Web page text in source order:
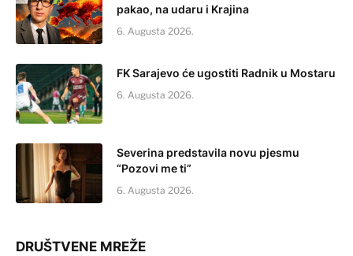
pakao, na udaru i Krajina
6. Augusta 2026.
FK Sarajevo će ugostiti Radnik u Mostaru
6. Augusta 2026.
Severina predstavila novu pjesmu
“Pozovi me ti”
6. Augusta 2026.
DRUŠTVENE MREŽE